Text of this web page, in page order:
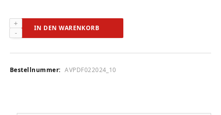
JBL
Tour
M2
2-
IN DEN WARENKORB
Bestellnummer: AVPDF022024_10